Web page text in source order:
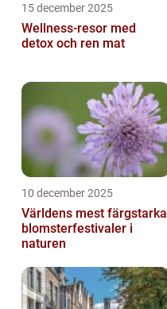
15 december 2025
Wellness-resor med
detox och ren mat
10 december 2025
Världens mest färgstarka
blomsterfestivaler i
naturen